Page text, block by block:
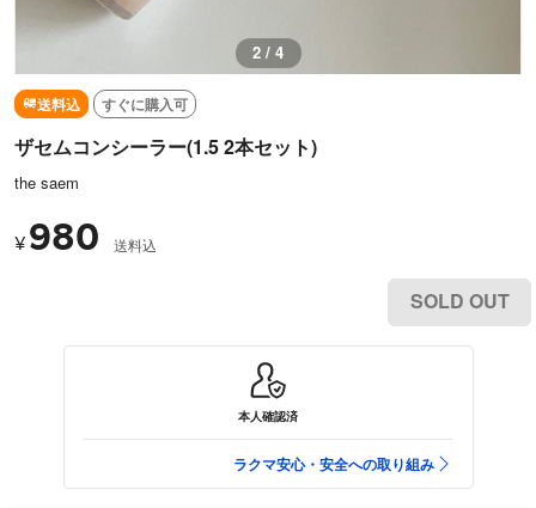
3 / 4
送料込 すぐに購入可
ザセムコンシーラー(1.5 2本セット)
the saem
¥ 980 送料込
SOLD OUT
本人確認済
ラクマ安心・安全への取り組み